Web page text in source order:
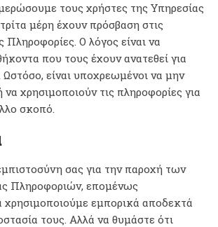
τους χρήστες της Υπηρεσίας
μέρη έχουν πρόσβαση στις
Ο λόγος είναι να
που τους έχουν ανατεθεί για
είναι υποχρεωμένοι να μην
χρησιμοποιούν τις πληροφορίες για
σκοπό.
σας για την παροχή των
Πληροφοριών, επομένως
εμπορικά αποδεκτά
τους. Αλλά να θυμάστε ότι